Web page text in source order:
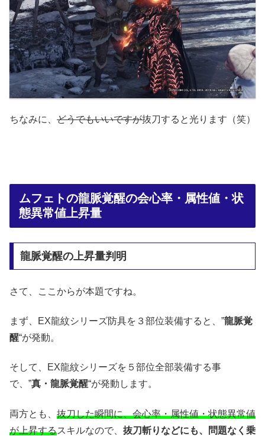
ちなみに、 どうでもいいですが抜刀すると光ります（笑）
ムフェトの龍脈覚醒の会心率・属性値・状
態異常値上昇量
龍脈覚醒の上昇量判明
さて、ここからが本題ですね。
まず、EX龍紋シリーズ防具を３部位装備すると、”龍脈覚
醒“が発動。
そして、EX龍紋シリーズを５部位全部装備する事
で、”真・龍脈覚醒“が発動します。
両方とも、 抜刀した瞬間に、会心率・属性値・状態異常値
が上昇するスキルなので、 抜刀斬りなどにも、問題なく乗